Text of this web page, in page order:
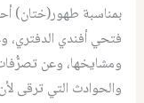
بمناسبة طهور(ختان)
فتحي أفندي الدفتري،
ومشايخها، وعن
والحوادث التي ترقى